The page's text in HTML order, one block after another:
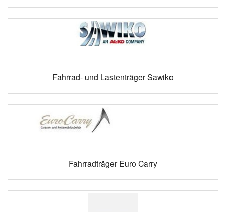
Fahrrad- und Lastenträger Sawiko
Fahrradträger Euro Carry